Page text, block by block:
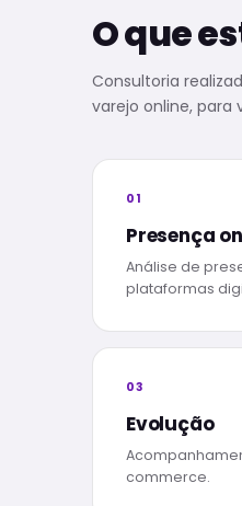
O que
Consultoria
varejo online,
01
Presença
Análise de
plataformas
03
Evolução
commerce.